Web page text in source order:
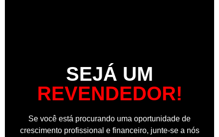
SEJÁ UM
REVENDEDOR!
Se você está procurando uma oportunidade de
crescimento profissional e financeiro, junte-se a nós